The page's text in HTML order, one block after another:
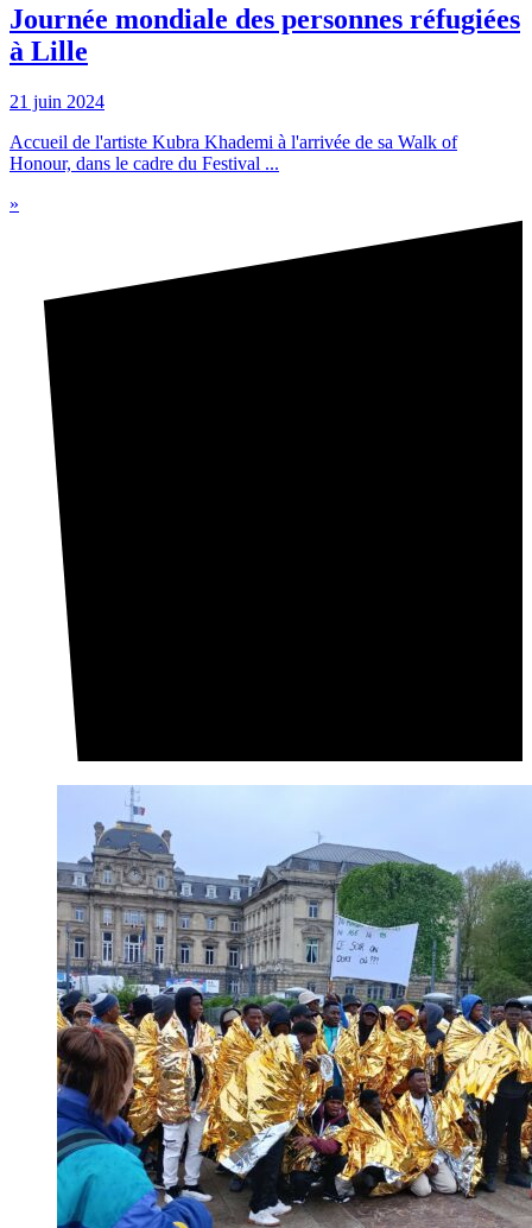
Journée mondiale des personnes réfugiées
à Lille
21 juin 2024
Accueil de l'artiste Kubra Khademi à l'arrivée de sa Walk of
Honour, dans le cadre du Festival ...
»